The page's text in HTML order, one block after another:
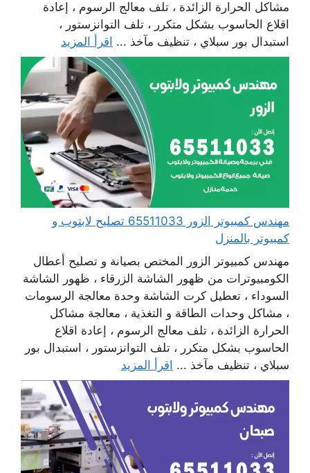
مشاكل الحرارة الزائدة ، تلف معالج الرسوم ، إعادة
اقلاع الحاسوب بشكل متكرر ، تلف التوانزستور ،
استبدال بور سبلاي ، تنظيف مآخذ ... اقرأ المزيد
مهندس كمبيوتر الزور 65511033 تصليح لابتوب و
كمبيوتر بالمنزل
مهندس كمبيوتر الزور المختص بصيانة و تصليح أعطال
الكومبيوترات من ظهور الشاشة الزرقاء ، ظهور الشاشة
السوداء ، تعطيل كرت الشاشة وحدة معالجة الرسومات
، مشاكل وحدات الطاقة و التغذية ، معالجة مشاكل
الحرارة الزائدة ، تلف معالج الرسوم ، إعادة اقلاع
الحاسوب بشكل متكرر ، تلف التوانزستور ، استبدال بور
سبلاي ، تنظيف مآخذ ... اقرأ المزيد